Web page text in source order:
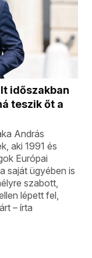
időszakban
teszik őt a
András
aki 1991 és
Európai
saját ügyében is
szabott,
lépett fel,
– írta